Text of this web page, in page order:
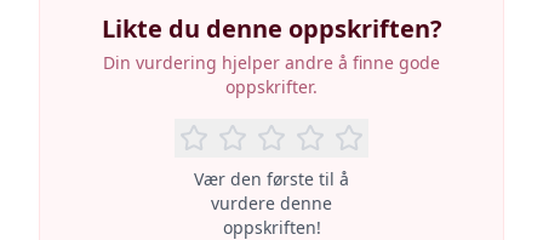
Likte du denne oppskriften?
Din vurdering hjelper andre å finne gode
oppskrifter.
Vær den første til å
vurdere denne
oppskriften!